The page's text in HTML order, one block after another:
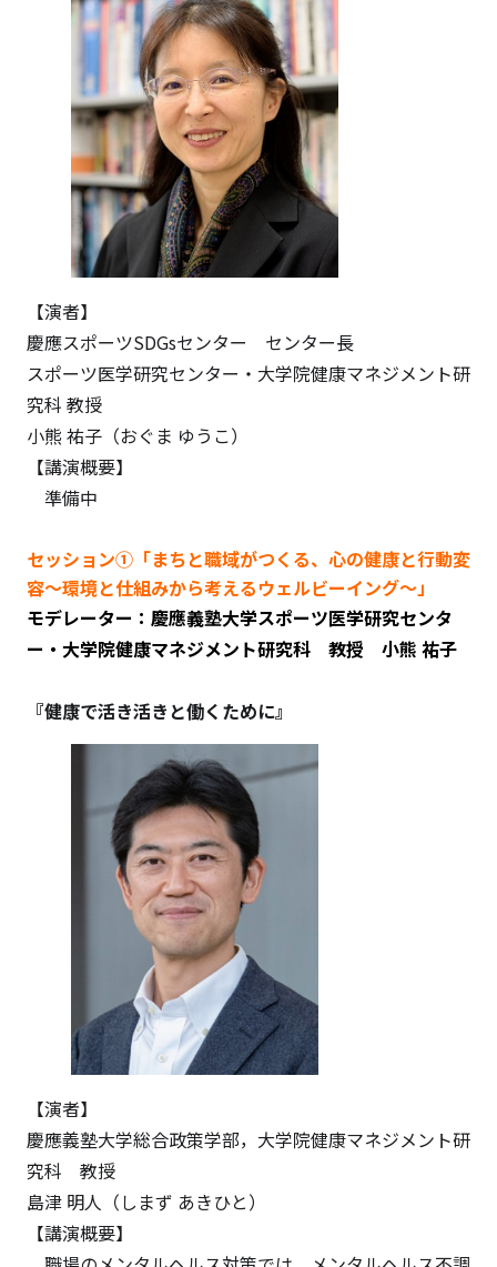
【演者】
慶應スポーツSDGsセンター センター長
スポーツ医学研究センター・大学院健康マネジメント研
究科 教授
小熊 祐子（おぐま ゆうこ）
【講演概要】
準備中
セッション①「まちと職域がつくる、心の健康と行動変
容～環境と仕組みから考えるウェルビーイング～」
モデレーター：慶應義塾大学スポーツ医学研究センタ
ー・大学院健康マネジメント研究科 教授 小熊 祐子
『健康で活き活きと働くために』
【演者】
慶應義塾大学総合政策学部，大学院健康マネジメント研
究科 教授
島津 明人（しまず あきひと）
【講演概要】